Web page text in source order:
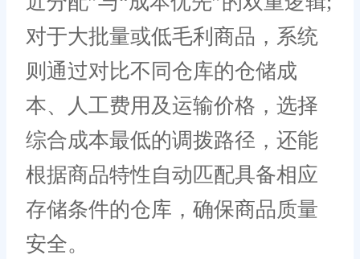
对于大批量或低毛利商品，系统
则通过对比不同仓库的仓储成
本、人工费用及运输价格，选择
综合成本最低的调拨路径，还能
根据商品特性自动匹配具备相应
存储条件的仓库，确保商品质量
安全。